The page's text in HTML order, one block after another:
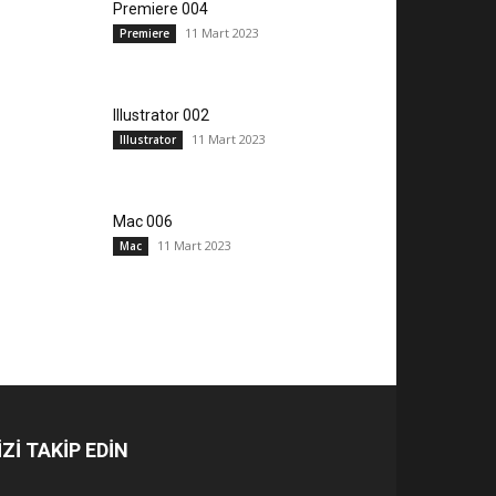
Premiere 004
Premiere 11 Mart 2023
Illustrator 002
Illustrator 11 Mart 2023
Mac 006
Mac 11 Mart 2023
TAKİP EDİN